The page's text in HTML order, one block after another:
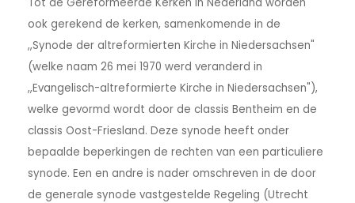
ook gerekend de kerken, samenkomende in de
,,Synode der altreformierten Kirche in Niedersachsen"
(welke naam 26 mei 1970 werd veranderd in
,,Evangelisch-altreformierte Kirche in Niedersachsen"),
welke gevormd wordt door de classis Bentheim en de
classis Oost-Friesland. Deze synode heeft onder
bepaalde beperkingen de rechten van een particuliere
synode. Een en andre is nader omschreven in de door
de generale synode vastgestelde Regeling (Utrecht